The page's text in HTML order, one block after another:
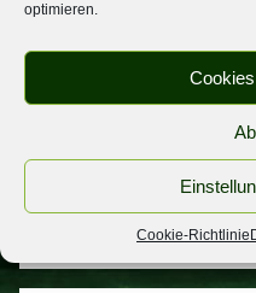
optimieren.
Cookie-Richtlinie